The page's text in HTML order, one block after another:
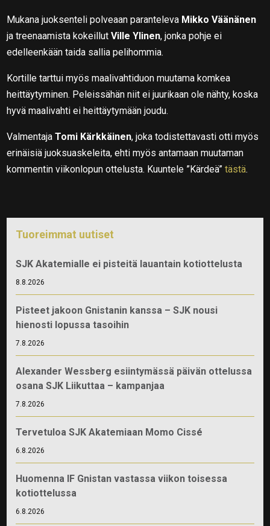
Mukana juoksenteli polveaan paranteleva Mikko Väänänen
ja treenaamista kokeillutVille Ylinen, jonka pohje ei
edelleenkään taida sallia pelihommia.
Kortille tarttui myös maalivahtiduon muutama komkea
heittäytyminen. Peleissähän niit ei juurikaan ole nähty, koska
hyvä maalivahti ei heittäytymään joudu.
ValmentajaTomi Kärkkäinen, joka todistettavasti otti myös
erinäisiä juoksuaskeleita, ehti myös antamaan muutaman
kommentin viikonlopun ottelusta. Kuuntele ”Kärdeä”tästä.
Tuoreimmat uutiset
SJK Akatemialle ei pisteitä lauantain kotiottelusta
8.8.2026
Pisteet jakoon Gnistanin kanssa – SJK nousi
hienosti lopussa tasoihin
7.8.2026
Alexander Wessberg esiintymässä päivän ottelussa
osana SJK Liikuttaa – kampanjaa
7.8.2026
Tervetuloa SJK Akatemiaan Momo Cissé
6.8.2026
Huomenna IF Gnistan vastassa viikon toisessa
kotiottelussa
6.8.2026